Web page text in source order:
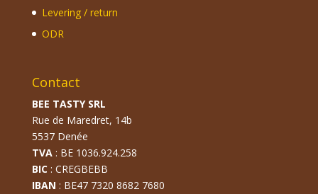
Levering / return
ODR
Contact
BEE TASTY SRL
Rue de Maredret, 14b
5537 Denée
TVA: BE 1036.924.258
BIC: CREGBEBB
IBAN : BE47 7320 8682 7680